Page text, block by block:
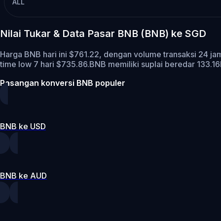
ALL
Nilai Tukar & Data Pasar BNB (BNB) ke SGD
Harga BNB hari ini $761.22, dengan volume transaksi 24
time low 7 hari $735.86.BNB memiliki suplai beredar
Pasangan konversi BNB populer
BNB ke USD
BNB ke AUD